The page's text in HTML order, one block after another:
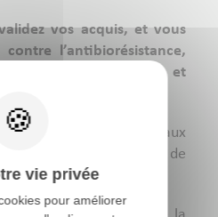
vos acquis, et vous
l’antibiorésistance,
des santés animale et
se veut un appui aux
dans une démarche de
vie privée
pour améliorer